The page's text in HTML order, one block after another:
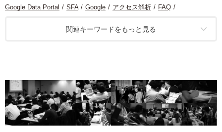
Google Data Portal
SFA Google アクセス解析
FAQ
コンテンツ分析 ヒートマップ分析
プライバシー保護
コンテンツマーケティング
コンセプトダイヤグラム
ダッシュボード BigQuery UX
モバイル
定量分析
カスタマージャーニー
キャンペーン
コンバージョン最適化
Google Analytics ターゲティング
アプリ
関連キーワードをもっと見る